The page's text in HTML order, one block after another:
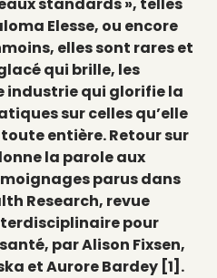
Elesse, ou encore
elles sont rares et
qui brille, les
industrie qui glorifie la
sur celles qu’elle
entière. Retour sur
la parole aux
parus dans
Research, revue
pour
par Alison Fixsen,
et Aurore Bardey [1].